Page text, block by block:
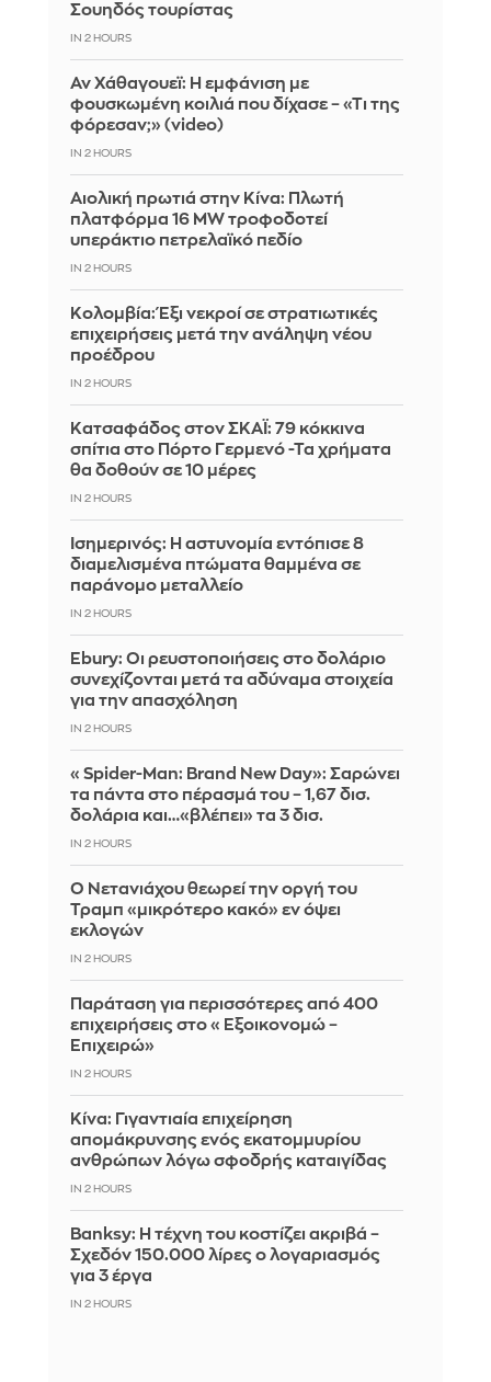
Σουηδός τουρίστας
IN 2 HOURS
Αν Χάθαγουεϊ: Η εμφάνιση με
φουσκωμένη κοιλιά που δίχασε – «Τι της
φόρεσαν;» (video)
IN 2 HOURS
Αιολική πρωτιά στην Κίνα: Πλωτή
πλατφόρμα 16 MW τροφοδοτεί
υπεράκτιο πετρελαϊκό πεδίο
IN 2 HOURS
Κολομβία: Έξι νεκροί σε στρατιωτικές
επιχειρήσεις μετά την ανάληψη νέου
προέδρου
IN 2 HOURS
Kατσαφάδος στον ΣΚΑΪ: 79 κόκκινα
σπίτια στο Πόρτο Γερμενό -Τα χρήματα
θα δοθούν σε 10 μέρες
IN 2 HOURS
Ισημερινός: Η αστυνομία εντόπισε 8
διαμελισμένα πτώματα θαμμένα σε
παράνομο μεταλλείο
IN 2 HOURS
Ebury: Οι ρευστοποιήσεις στο δολάριο
συνεχίζονται μετά τα αδύναμα στοιχεία
για την απασχόληση
IN 2 HOURS
«Spider-Man: Brand New Day»: Σαρώνει
τα πάντα στο πέρασμά του – 1,67 δισ.
δολάρια και…«βλέπει» τα 3 δισ.
IN 2 HOURS
Ο Νετανιάχου θεωρεί την οργή του
Τραμπ «μικρότερο κακό» εν όψει
εκλογών
IN 2 HOURS
Παράταση για περισσότερες από 400
επιχειρήσεις στο «Εξοικονομώ –
Επιχειρώ»
IN 2 HOURS
Κίνα: Γιγαντιαία επιχείρηση
απομάκρυνσης ενός εκατομμυρίου
ανθρώπων λόγω σφοδρής καταιγίδας
IN 2 HOURS
Banksy: Η τέχνη του κοστίζει ακριβά –
Σχεδόν 150.000 λίρες ο λογαριασμός
για 3 έργα
IN 2 HOURS